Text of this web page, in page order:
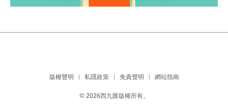
版權聲明 私隱政策 免責聲明 網站指南
© 2026西九匯版權所有。